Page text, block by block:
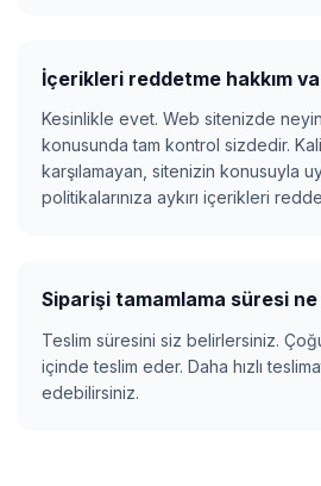
İçerikleri reddetme hakkım
Kesinlikle evet. Web sitenizde neyin
konusunda tam kontrol sizdedir.
karşılamayan, sitenizin konusuyla
politikalarınıza aykırı içerikleri
Siparişi tamamlama süresi
Teslim süresini siz belirlersiniz.
içinde teslim eder. Daha hızlı
edebilirsiniz.